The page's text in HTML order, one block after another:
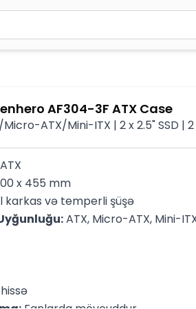
düyməsini basın və ya
AF304-3F ATX Case
ATX/Mini-ITX | 2 x 2.5" SSD | 2
x 455 mm
karkas və temperli şüşə
ATX, Micro-ATX, Mini-